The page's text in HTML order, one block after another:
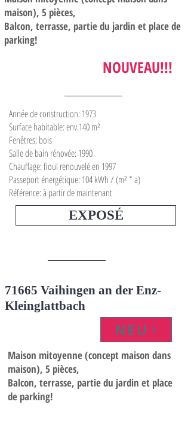
maison), 5 pièces,
Balcon, terrasse, partie du jardin et place de
parking!
Année de construction: 1973
Surface habitable: env.140 m²
Fenêtres: bois
Salle de bain rénovée: 1990
Chauffage: fioul renouvelé en 1997
Passeport énergétique: 104 kWh / (m² * a)
Référence: à partir de maintenant
NOUVEAU!!!
EXPOSÉ
71665 Vaihingen an der Enz-
Kleinglattbach
Maison mitoyenne (concept maison dans
maison), 5 pièces,
Balcon, terrasse, partie du jardin et place
de parking!
NEU